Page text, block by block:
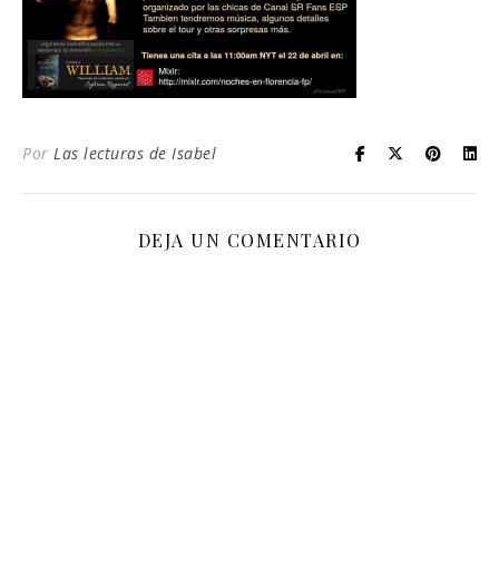
Por Las lecturas de Isabel
DEJA UN COMENTARIO